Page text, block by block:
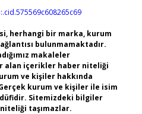
herhangi bir marka, kurum
bulunmamaktadır.
makaleler
alan içerikler haber niteliği
ve kişiler hakkında
kurum ve kişiler ile isim
Sitemizdeki bilgiler
taşımazlar.